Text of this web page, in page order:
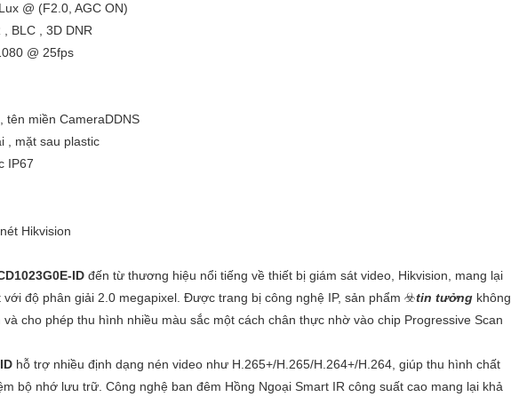
@ (F2.0, AGC ON)
BLC , 3D DNR
@ 25fps
tên miền CameraDDNS
, mặt sau plastic
IP67
ID đến từ thương hiệu nổi tiếng về thiết bị giám sát video, Hikvision, mang lại
độ phân giải 2.0 megapixel. Được trang bị công nghệ IP, sản phẩm ☣️tin tưởng không
cho phép thu hình nhiều màu sắc một cách chân thực nhờ vào chip Progressive Scan
hỗ trợ nhiều định dạng nén video như H.265+/H.265/H.264+/H.264, giúp thu hình chất
bộ nhớ lưu trữ. Công nghệ ban đêm Hồng Ngoại Smart IR công suất cao mang lại khả